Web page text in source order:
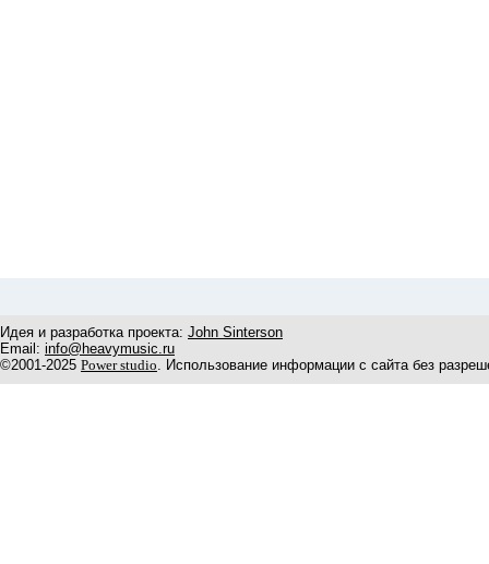
Идея и разработка проекта: John Sinterson
Email: info@heavymusic.ru
©2001-2025 Power studio. Использование информации с сайта без